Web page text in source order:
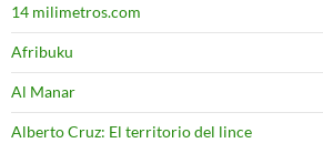
14 milimetros.com
Afribuku
Al Manar
Alberto Cruz: El territorio del lince